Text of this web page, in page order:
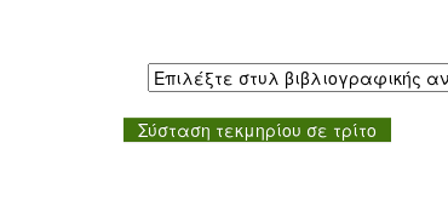
Σύσταση τεκμηρίου σε τρίτο